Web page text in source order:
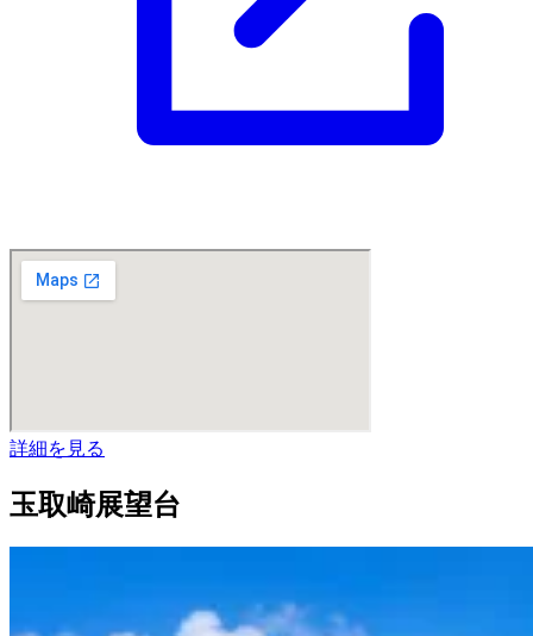
詳細を見る
玉取崎展望台